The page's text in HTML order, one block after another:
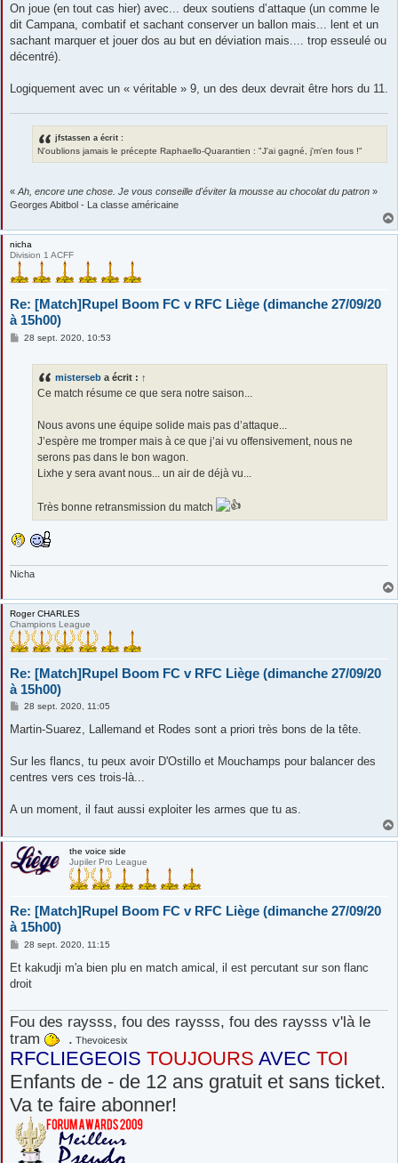
s
a
g
On joue (en tout cas hier) avec... deux soutiens d’attaque (un comme le
dit Campana, combatif et sachant conserver un ballon mais... lent et un
sachant marquer et jouer dos au but en déviation mais.... trop esseulé ou
décentré).
Logiquement avec un « véritable » 9, un des deux devrait être hors du 11.
jfstassen a écrit :
N'oublions jamais le précepte Raphaello-Quarantien : "J'ai gagné, j'm'en fous !"
« Ah, encore une chose. Je vous conseille d'éviter la mousse au chocolat du patron »
Georges Abitbol - La classe américaine
nicha
Division 1 ACFF
Re: [Match]Rupel Boom FC v RFC Liège (dimanche 27/09/20
à 15h00)
M28 sept. 2020, 10:53
misterseb a écrit : ↑
Ce match résume ce que sera notre saison...
Nous avons une équipe solide mais pas d’attaque...
J’espère me tromper mais à ce que j’ai vu offensivement, nous ne
serons pas dans le bon wagon.
Lixhe y sera avant nous... un air de déjà vu...
Très bonne retransmission du match
Nicha
Roger CHARLES
Champions League
Re: [Match]Rupel Boom FC v RFC Liège (dimanche 27/09/20
à 15h00)
M
s
g
28 sept. 2020, 11:05
Martin-Suarez, Lallemand et Rodes sont a priori très bons de la tête.
Sur les flancs, tu peux avoir D'Ostillo et Mouchamps pour balancer des
centres vers ces trois-là...
A un moment, il faut aussi exploiter les armes que tu as.
the voice side
Jupiler Pro League
Re: [Match]Rupel Boom FC v RFC Liège (dimanche 27/09/20
à 15h00)
M
s
a
28 sept. 2020, 11:15
Et kakudji m'a bien plu en match amical, il est percutant sur son flanc
droit
Fou des raysss, fou des raysss, fou des raysss v'là le
tram
Thevoicesix
RFCLIEGEOIS TOUJOURS AVEC TOI
Enfants de - de 12 ans gratuit et sans ticket.
Va te faire abonner!